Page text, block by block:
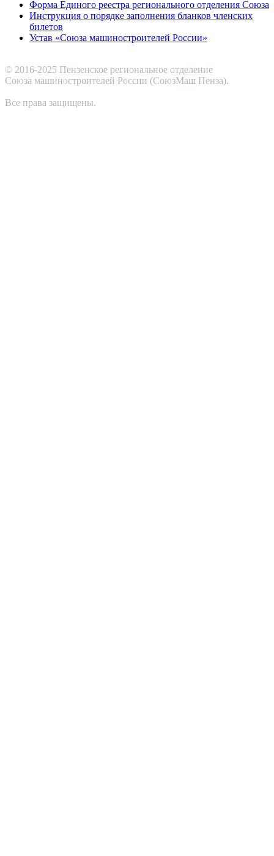
Форма Единого реестра регионального отделения Союза
Инструкция о порядке заполнения бланков членских
билетов
Устав «Союза машиностроителей России»
© 2016-2025 Пензенское региональное отделение
Cоюза машиностроителей России (СоюзМаш Пенза).
Все права защищены.